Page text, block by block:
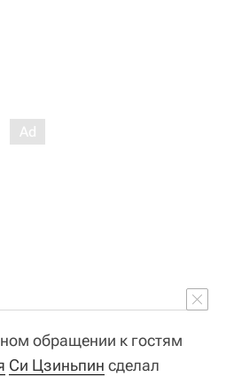
обращении к гостям
Си Цзиньпин сделал